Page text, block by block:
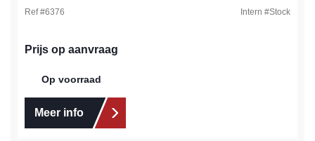
Ref #6376 Intern #Stock
Prijs op aanvraag
Op voorraad
Meer info